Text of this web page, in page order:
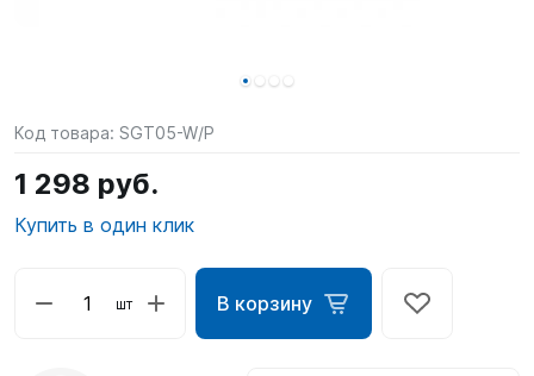
Код товара: SGT05-W/P
1 298 руб.
Купить в один клик
шт В корзину